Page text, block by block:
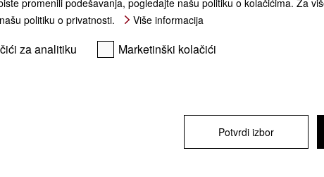
** cena sa PDV-om, bez transporta
promenili podešavanja, pogledajte našu politiku o kolačićima. Za
politiku o privatnosti.
Više informacija
za analitiku Marketinški kolačići
Potvrdi izbor